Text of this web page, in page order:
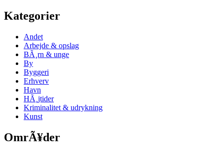
Kategorier
Andet
Arbejde & opslag
BÃ¸rn & unge
By
Byggeri
Erhverv
Havn
HÃ¸jtider
Kriminalitet & udrykning
Kunst
OmrÃ¥der